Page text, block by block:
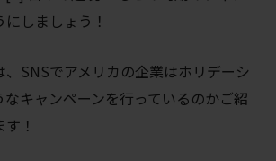
しましょう！
SNSでアメリカの企業はホリデーシ
キャンペーンを行っているのかご紹
！